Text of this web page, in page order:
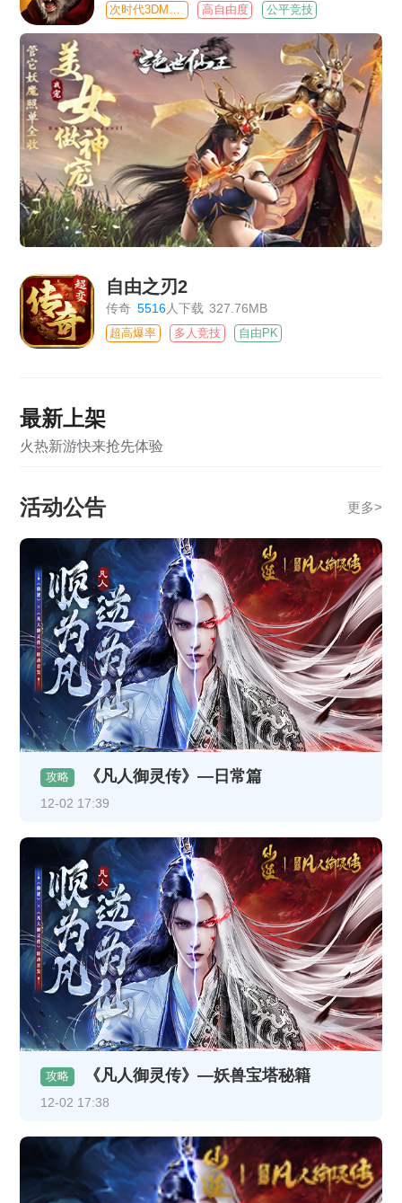
高自由度 公平竞技
自由之刃2
传奇 5516人下载 327.76MB
超高爆率 多人竞技 自由PK
最新上架
火热新游快来抢先体验
活动公告 更多>
攻略 《凡人御灵传》—日常篇
12-02 17:39
攻略 《凡人御灵传》—妖兽宝塔秘籍
12-02 17:38